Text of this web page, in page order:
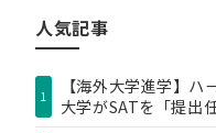
ー
人気記事
1
【海外大学進学】
大学がSATを「提出